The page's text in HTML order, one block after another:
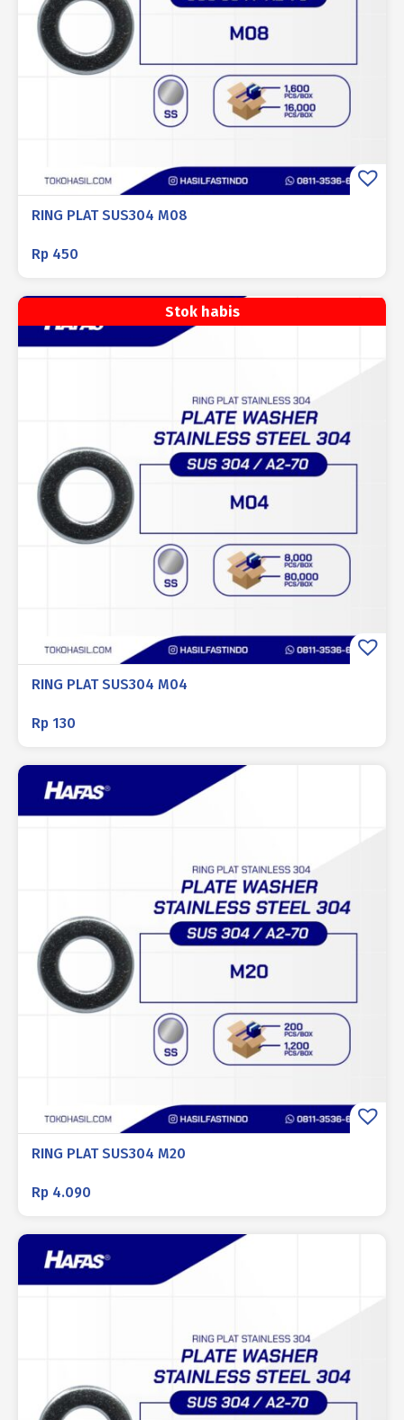
RING PLAT SUS304 M08
Rp 450
Stok habis
RING PLAT SUS304 M04
Rp 130
RING PLAT SUS304 M20
Rp 4.090